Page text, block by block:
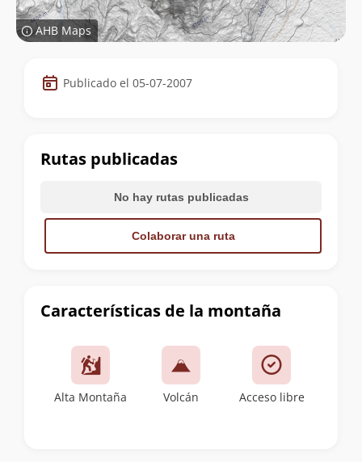
AHB Maps
Datos
de
cumbre
Publicado el 05-07-2007
Características de la montaña
Alta Montaña Volcán Acceso libre
Rutas publicadas
No hay rutas publicadas
Colaborar una ruta